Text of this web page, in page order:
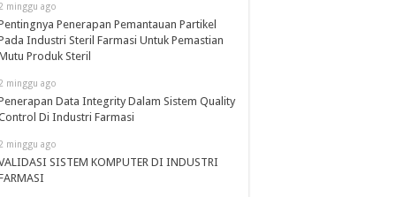
minggu ago
Penerapan Pemantauan Partikel
Industri Steril Farmasi Untuk Pemastian
Produk Steril
minggu ago
Data Integrity Dalam Sistem Quality
Di Industri Farmasi
minggu ago
SISTEM KOMPUTER DI INDUSTRI